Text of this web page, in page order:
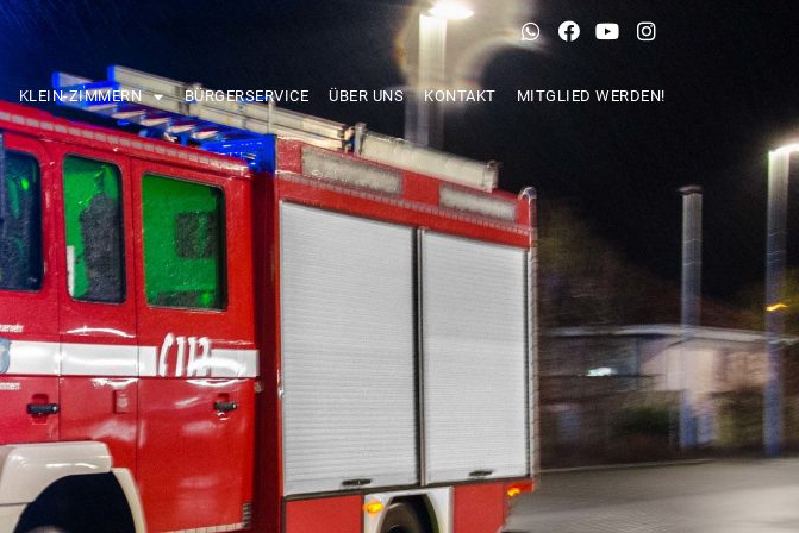
KLEIN-ZIMMERN BÜRGERSERVICE ÜBER UNS KONTAKT MITGLIED WERDEN!